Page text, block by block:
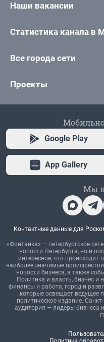
Наши вакансии
Статистика канала в
Все города сети
Проекты
Google Play
App Gallery
Мы в
Контактные данные для
«Фонтанка» — петербургское
новости Петербурга, но и
интересное, что
наиболее значимые
новости бизнеса, а также
Политика и власть, бизнес и
финансы и работа, город и
которые освещает ведущее
политическое издание.
аудитория — лидеры бизнеса